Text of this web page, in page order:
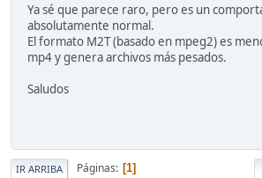
Ya sé que parece raro, pero es un
absolutamente normal.
El formato M2T (basado en mpeg2) es
mp4 y genera archivos más pesados.
Saludos
IR ARRIBA Páginas 1